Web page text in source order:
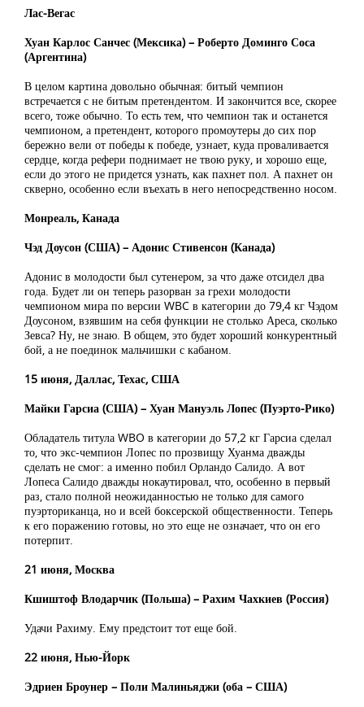
Лас-Вегас
Хуан Карлос Санчес (Мексика) – Роберто Доминго Соса
(Аргентина)
В целом картина довольно обычная: битый чемпион
встречается с не битым претендентом. И закончится все, скорее
всего, тоже обычно. То есть тем, что чемпион так и останется
чемпионом, а претендент, которого промоутеры до сих пор
бережно вели от победы к победе, узнает, куда проваливается
сердце, когда рефери поднимает не твою руку, и хорошо еще,
если до этого не придется узнать, как пахнет пол. А пахнет он
скверно, особенно если въехать в него непосредственно носом.
Монреаль, Канада
Чэд Доусон (США) – Адонис Стивенсон (Канада)
Адонис в молодости был сутенером, за что даже отсидел два
года. Будет ли он теперь разорван за грехи молодости
чемпионом мира по версии WBC в категории до 79,4 кг Чэдом
Доусоном, взявшим на себя функции не столько Ареса, сколько
Зевса? Ну, не знаю. В общем, это будет хороший конкурентный
бой, а не поединок мальчишки с кабаном.
15 июня, Даллас, Техас, США
Майки Гарсиа (США) – Хуан Мануэль Лопес (Пуэрто-Рико)
Обладатель титула WBO в категории до 57,2 кг Гарсиа сделал
то, что экс-чемпион Лопес по прозвищу Хуанма дважды
сделать не смог: а именно побил Орландо Салидо. А вот
Лопеса Салидо дважды нокаутировал, что, особенно в первый
раз, стало полной неожиданностью не только для самого
пуэрториканца, но и всей боксерской общественности. Теперь
к его поражению готовы, но это еще не означает, что он его
потерпит.
21 июня, Москва
Кшиштоф Влодарчик (Польша) – Рахим Чахкиев (Россия)
Удачи Рахиму. Ему предстоит тот еще бой.
22 июня, Нью-Йорк
Эдриен Броунер – Поли Малиньяджи (оба – США)